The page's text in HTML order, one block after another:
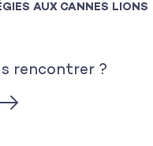
AUX CANNES LIONS
rencontrer ?